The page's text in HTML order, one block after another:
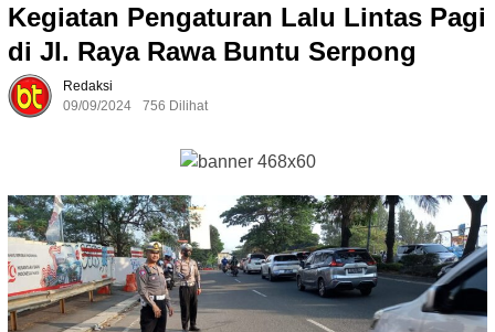
Kegiatan Pengaturan Lalu Lintas Pagi
di Jl. Raya Rawa Buntu Serpong
Redaksi
09/09/2024
756 Dilihat